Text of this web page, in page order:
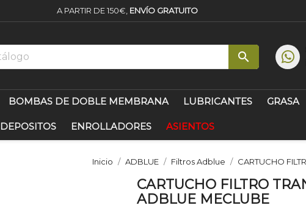
A PARTIR DE 150€, ENVÍO GRATUITO

BOMBAS DE DOBLE MEMBRANA LUBRICANTES GRASA
DEPOSITOS ENROLLADORES ASIENTOS
Inicio ADBLUE Filtros Adblue CARTUCHO
CARTUCHO FILTRO
ADBLUE MECLUBE